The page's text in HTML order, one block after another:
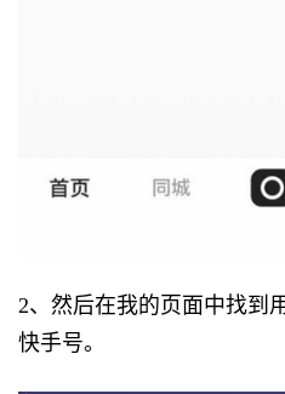
2、然后在我的页面中找到
快手号。